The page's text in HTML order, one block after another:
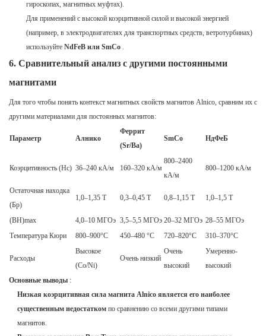
гироскопах, магнитных муфтах).
Для применений с высокой коэрцитивной силой и высокой энергией
(например, в электродвигателях для транспортных средств, ветротурбинах)
используйте NdFeB или SmCo.
6. Сравнительный анализ с другими постоянными
магнитами
Для того чтобы понять контекст магнитных свойств магнитов Alnico, сравним их с
другими материалами для постоянных магнитов:
Параметр Алнико
Феррит
(Sr/Ba)
SmCo НдФеБ
Коэрцитивность (Hc) 36–240 кА/м 160–320 кА/м
800–2400
кА/м
800–1200 кА/м
Остаточная находка
(Бр)
1,0–1,35 Т 0,3–0,45 Т 0,8–1,15 Т 1,0–1,5 Т
(BH)max 4,0–10 МГОэ 3,5–5,5 МГОэ 20–32 МГОэ 28–55 МГОэ
Температура Кюри
800–900°C 450–480 °C 720–820°C 310–370°C
Расходы
Высокое
(Co/Ni)
Очень низкий
Очень
высокий
Умеренно-
высокий
Основные выводы :
Низкая коэрцитивная сила магнита Alnico является его наиболее
существенным недостатком по сравнению со всеми другими типами
магнитов.